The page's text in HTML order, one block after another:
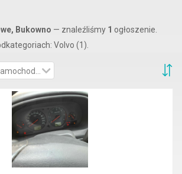
Bukowno — znaleźliśmy 1 ogłoszenie.
Volvo (1).
osobowe